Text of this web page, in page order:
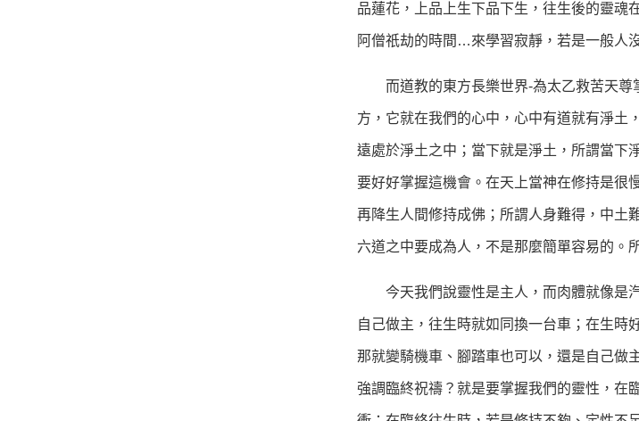
品蓮花，上品上生下品下生，往生後的靈魂
阿僧祇劫的時間…來學習寂靜，若是一般人
而道教的東方長樂世界-為太乙救苦天尊
方，它就在我們的心中，心中有道就有淨土
遠處於淨土之中；當下就是淨土，所謂當下
要好好掌握這機會。在天上當神在修持是很
再降生人間修持成佛；所謂人身難得，中土
六道之中要成為人，不是那麼簡單容易的。
今天我們說靈性是主人，而肉體就像是汽
自己做主，往生時就如同換一台車；在生時
那就變騎機車、腳踏車也可以，還是自己做
強調臨終祝禱？就是要掌握我們的靈性，在